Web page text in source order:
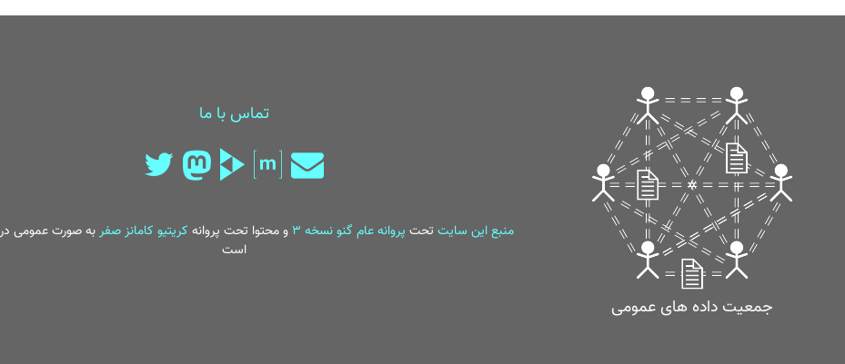
جمعیت داده های عمومی
تماس با ما
منبع این سایت تحت پروانه عام گنو نسخه ۳ و محتوا تحت پروانه کریتیو کامانز صفربه صورت عمومی
است